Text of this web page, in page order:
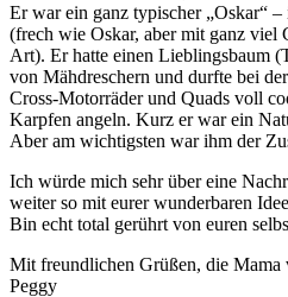
Er war ein ganz typischer „Oskar“
(frech wie Oskar, aber mit ganz viel
Art). Er hatte einen Lieblingsbaum
von Mähdreschern und durfte bei
Cross-Motorräder und Quads voll
Karpfen angeln. Kurz er war ein
Aber am wichtigsten war ihm der
Ich würde mich sehr über eine
weiter so mit eurer wunderbaren
Bin echt total gerührt von euren
Mit freundlichen Grüßen, die Mama
Peggy